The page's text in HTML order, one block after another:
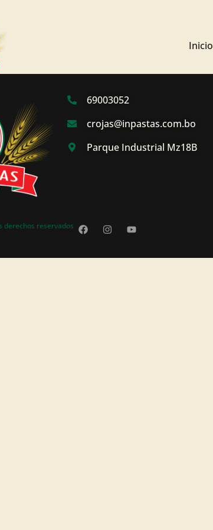
Inicio
69003052
crojas@inpastas.com.bo
Parque Industrial Mz18B
derechos reservados